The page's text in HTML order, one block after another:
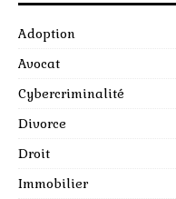
Adoption
Avocat
Cybercriminalité
Divorce
Droit
Immobilier